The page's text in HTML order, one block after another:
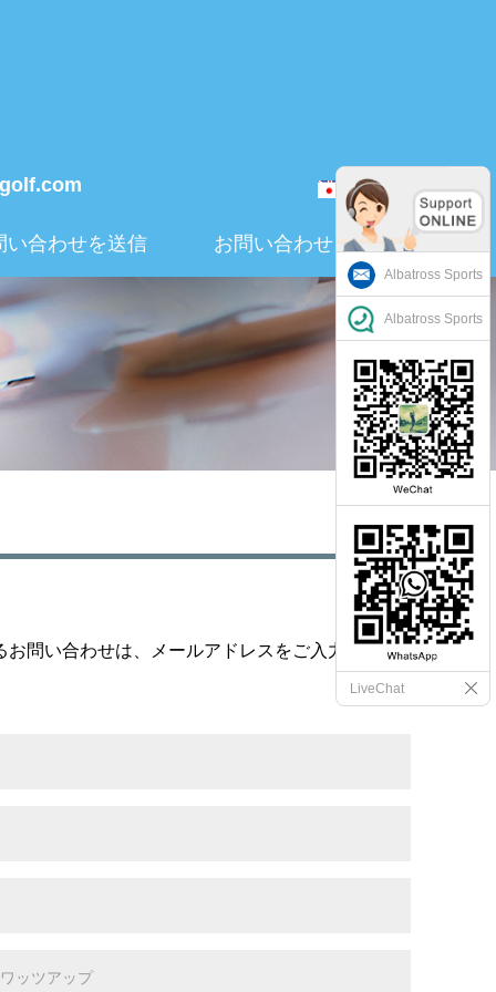
日本語
い合わせを送信 お問い合わせ
問い合わせは、メールアドレスをご入力くださ
Albatross Sports
Albatross Sports
LiveChat